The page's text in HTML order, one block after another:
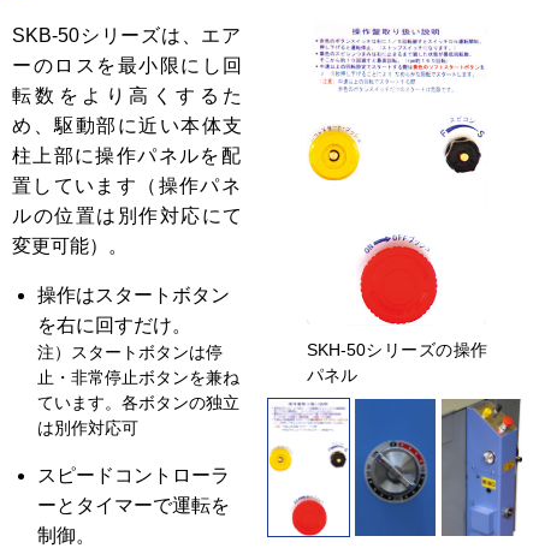
SKH-50シリーズの操作
パネル
SKB-50シリーズは、エア
ーのロスを最小限にし回
転数をより高くするた
め、駆動部に近い本体支
柱上部に操作パネルを配
置しています（操作パネ
ルの位置は別作対応にて
変更可能）。
操作はスタートボタン
を右に回すだけ。
注）スタートボタンは停
止・非常停止ボタンを兼ね
ています。各ボタンの独立
は別作対応可
スピードコントローラ
ーとタイマーで運転を
制御。